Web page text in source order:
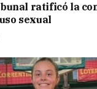
ratificó la
sexual